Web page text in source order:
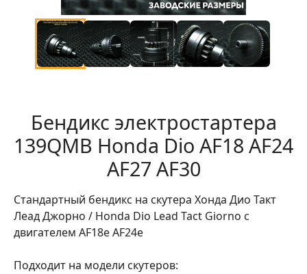
Бендикс электростартера
139QMB Honda Dio AF18 AF24
AF27 AF30
Стандартный бендикс на скутера Хонда Дио Такт
Леад Джорно / Honda Dio Lead Tact Giorno с
двигателем AF18e AF24e
Подходит на модели скутеров: